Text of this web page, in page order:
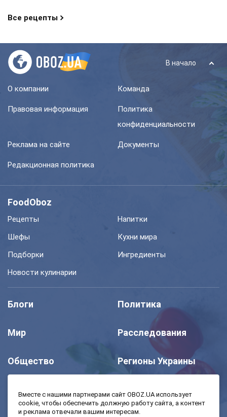
Все рецепты
В начало
О компании Команда
Правовая информация
Политика
конфиденциальности
Реклама на сайте Документы
Редакционная политика
FoodOboz
Рецепты
Напитки
Шефы
Кухни мира
Подборки
Ингредиенты
Новости кулинарии
Блоги Политика
Мир Расследования
Общество Регионы Украины
Вместе с нашими партнерами сайт OBOZ.UA использует
cookie, чтобы обеспечить должную работу сайта, а контент
и реклама отвечали вашим интересам.